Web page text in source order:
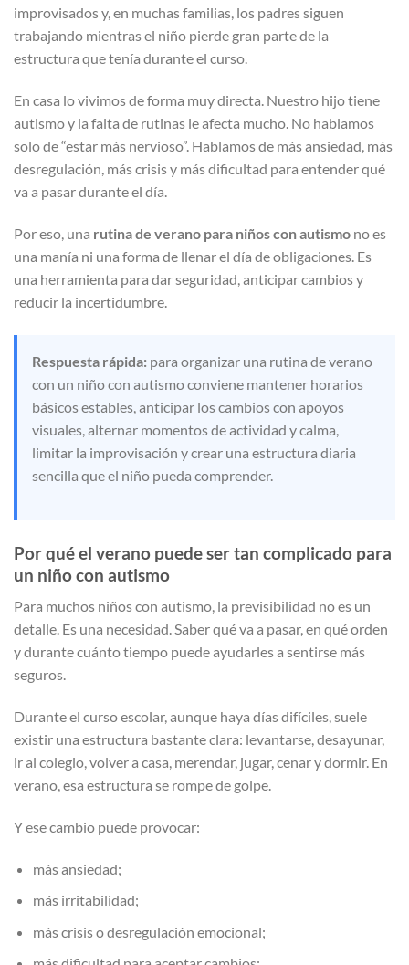
improvisados y, en muchas familias, los padres siguen
trabajando mientras el niño pierde gran parte de la
estructura que tenía durante el curso.
En casa lo vivimos de forma muy directa. Nuestro hijo tiene
autismo y la falta de rutinas le afecta mucho. No hablamos
solo de “estar más nervioso”. Hablamos de más ansiedad, más
desregulación, más crisis y más dificultad para entender qué
va a pasar durante el día.
Por eso, una rutina de verano para niños con autismo no es
una manía ni una forma de llenar el día de obligaciones. Es
una herramienta para dar seguridad, anticipar cambios y
reducir la incertidumbre.
Respuesta rápida: para organizar una rutina de verano
con un niño con autismo conviene mantener horarios
básicos estables, anticipar los cambios con apoyos
visuales, alternar momentos de actividad y calma,
limitar la improvisación y crear una estructura diaria
sencilla que el niño pueda comprender.
Por qué el verano puede ser tan complicado para
un niño con autismo
Para muchos niños con autismo, la previsibilidad no es un
detalle. Es una necesidad. Saber qué va a pasar, en qué orden
y durante cuánto tiempo puede ayudarles a sentirse más
seguros.
Durante el curso escolar, aunque haya días difíciles, suele
existir una estructura bastante clara: levantarse, desayunar,
ir al colegio, volver a casa, merendar, jugar, cenar y dormir. En
verano, esa estructura se rompe de golpe.
Y ese cambio puede provocar:
más ansiedad;
más irritabilidad;
más crisis o desregulación emocional;